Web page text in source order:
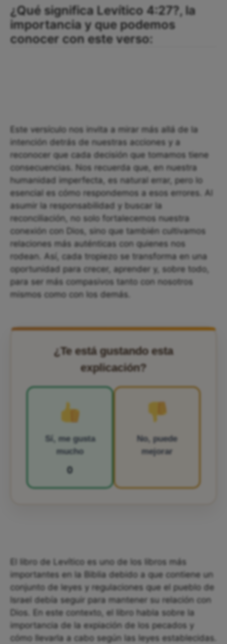
¿Qué significa Levítico 4:27?, la
importancia y que podemos
conocer con este verso:
Este versículo nos invita a mirar más allá de la
intención detrás de nuestras acciones y a
reconocer que cada decisión que tomamos tiene
consecuencias. Nos recuerda que, en nuestra
humanidad imperfecta, es natural errar, pero lo
esencial es cómo respondemos a esos errores. Al
asumir la responsabilidad y buscar la
reconciliación, no solo fortalecemos nuestra
conexión con Dios, sino que también cultivamos
relaciones más auténticas con quienes nos
rodean. Así, cada tropiezo se transforma en una
oportunidad para crecer, aprender y, sobre todo,
para ser más compasivos tanto con nosotros
mismos como con los demás.
¿Te está gustando esta
explicación?
Sí, me gusta
mucho
0
No, puede
mejorar
El libro de Levítico es uno de los libros más
importantes en la Biblia debido a que contiene un
conjunto de leyes y regulaciones que el pueblo de
Israel debía seguir para mantener su relación con
Dios. En este contexto, el libro habla sobre la
importancia de la expiación de los pecados y
cómo llevarla a cabo según las leyes establecidas.